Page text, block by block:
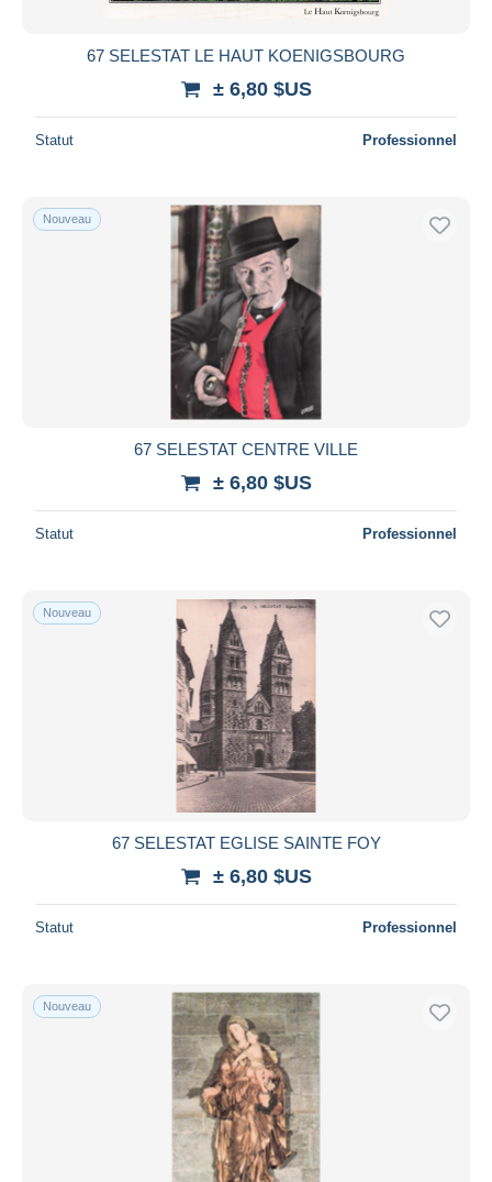
67 SELESTAT LE HAUT KOENIGSBOURG
± 6,80 $US
Statut Professionnel
Nouveau
67 SELESTAT CENTRE VILLE
± 6,80 $US
Statut Professionnel
Nouveau
67 SELESTAT EGLISE SAINTE FOY
± 6,80 $US
Statut Professionnel
Nouveau